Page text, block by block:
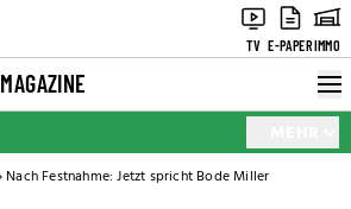
TV E-PAPERIMMO
MAGAZINE
Nach Festnahme: Jetzt spricht Bode Miller